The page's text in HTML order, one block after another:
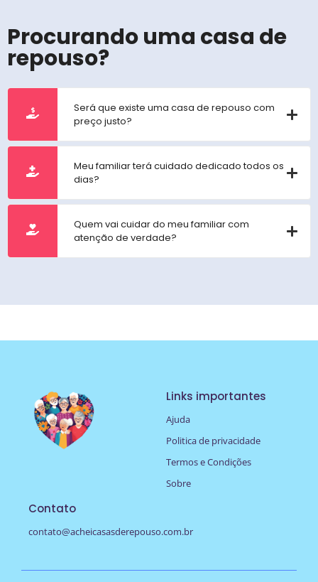
Procurando uma casa de
repouso?
Será que existe uma casa de repouso com
preço justo?
Meu familiar terá cuidado dedicado todos os
dias?
Quem vai cuidar do meu familiar com
atenção de verdade?
Links importantes
Ajuda
Politica de privacidade
Termos e Condições
Sobre
Contato
contato@acheicasasderepouso.com.br